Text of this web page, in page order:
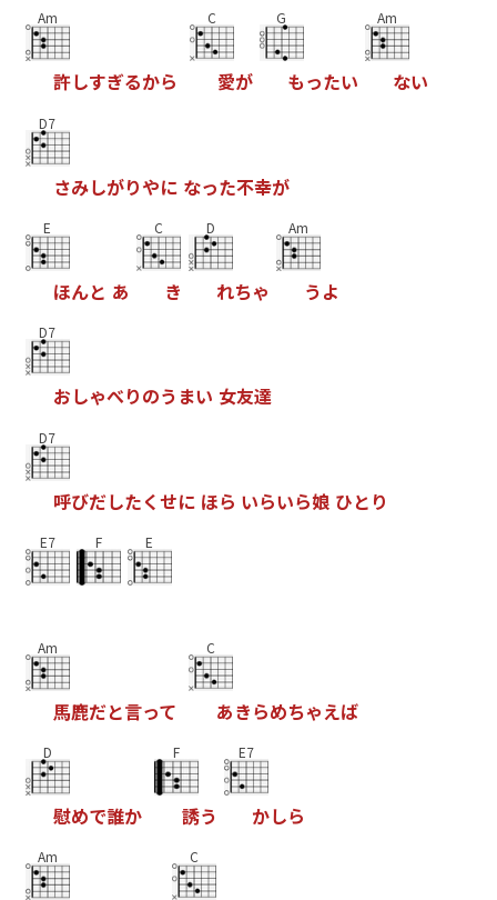
Am
許しすぎるから
C
愛が
G
もったい
Am
ない
D7
さみしがりやに なった不幸が
E
ほんと あ
C
き
D
れちゃ
Am
う よ
D7
おしゃべりのう まい 女友達
D7
呼びだしたくせに ほら いらいら娘 ひと り
E7 F E
Am
馬鹿だと言って
C
あきらめちゃえば
D
慰めで誰か
F
誘う
E7
かしら
Am C